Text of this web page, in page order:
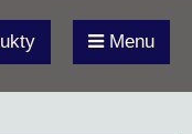
Menu